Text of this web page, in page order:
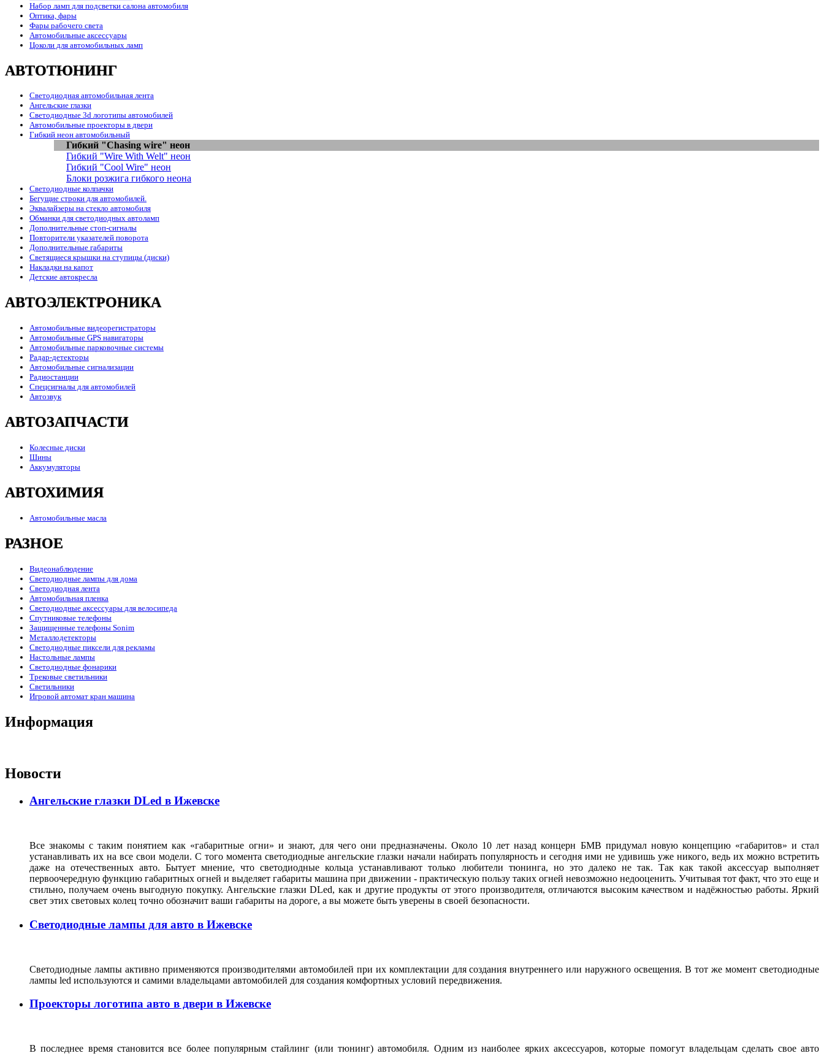
Набор ламп для подсветки салона автомобиля
Оптика, фары
Фары рабочего света
Автомобильные аксессуары
Цоколи для автомобильных ламп
АВТОТЮНИНГ
Светодиодная автомобильная лента
Ангельские глазки
Светодиодные 3d логотипы автомобилей
Автомобильные проекторы в двери
Гибкий неон автомобильный
Гибкий "Chasing wire" неон
Гибкий "Wire With Welt" неон
Гибкий "Cool Wire" неон
Блоки розжига гибкого неона
Светодиодные колпачки
Бегущие строки для автомобилей.
Эквалайзеры на стекло автомобиля
Обманки для светодиодных автоламп
Дополнительные стоп-сигналы
Повторители указателей поворота
Дополнительные габариты
Светящиеся крышки на ступицы (диски)
Накладки на капот
Детские автокресла
АВТОЭЛЕКТРОНИКА
Автомобильные видеорегистраторы
Автомобильные GPS навигаторы
Автомобильные парковочные системы
Радар-детекторы
Автомобильные сигнализации
Радиостанции
Спецсигналы для автомобилей
Автозвук
АВТОЗАПЧАСТИ
Колесные диски
Шины
Аккумуляторы
АВТОХИМИЯ
Автомобильные масла
РАЗНОЕ
Видеонаблюдение
Светодиодные лампы для дома
Светодиодная лента
Автомобильная пленка
Светодиодные аксессуары для велосипеда
Спутниковые телефоны
Защищенные телефоны Sonim
Металлодетекторы
Светодиодные пиксели для рекламы
Настольные лампы
Светодиодные фонарики
Трековые светильники
Светильники
Игровой автомат кран машина
Информация
Новости
Ангельские глазки DLed в Ижевске
Все знакомы с таким понятием как «габаритные огни» и знают, для чего они предназначены. Около 10 лет назад концерн БМВ придумал новую концепцию «габаритов» и стал
устанавливать их на все свои модели. С того момента светодиодные ангельские глазки начали набирать популярность и сегодня ими не удивишь уже никого, ведь их можно встретить
даже на отечественных авто. Бытует мнение, что светодиодные кольца устанавливают только любители тюнинга, но это далеко не так. Так как такой аксессуар выполняет
первоочередную функцию габаритных огней и выделяет габариты машина при движении - практическую пользу таких огней невозможно недооценить. Учитывая тот факт, что это еще и
стильно, получаем очень выгодную покупку. Ангельские глазки DLed, как и другие продукты от этого производителя, отличаются высоким качеством и надёжностью работы. Яркий
свет этих световых колец точно обозначит ваши габариты на дороге, а вы можете быть уверены в своей безопасности.
Светодиодные лампы для авто в Ижевске
Светодиодные лампы активно применяются производителями автомобилей при их комплектации для создания внутреннего или наружного освещения. В тот же момент светодиодные
лампы led используются и самими владельцами автомобилей для создания комфортных условий передвижения.
Проекторы логотипа авто в двери в Ижевске
В последнее время становится все более популярным стайлинг (или тюнинг) автомобиля. Одним из наиболее ярких аксессуаров, которые помогут владельцам сделать свое авто